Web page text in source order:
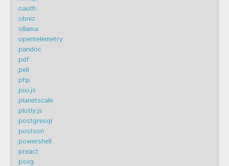
oauth
obniz
ollama
opentelemetry
pandoc
pdf
pell
php
pixi.js
planetscale
plotly.js
postgresql
postson
powershell
preact
psvg